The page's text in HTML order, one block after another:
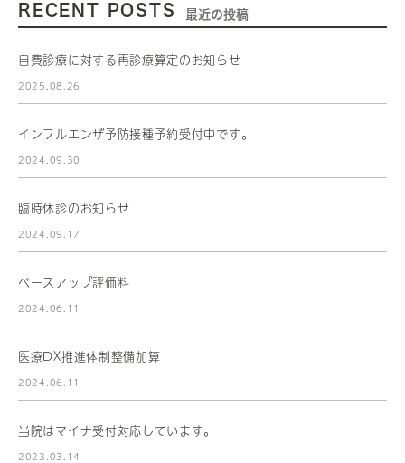
RECENT POSTS 最近の投稿
自費診療に対する再診療算定のお知らせ
2025.08.26
インフルエンザ予防接種予約受付中です。
2024.09.30
臨時休診のお知らせ
2024.09.17
ベースアップ評価料
2024.06.11
医療DX推進体制整備加算
2024.06.11
当院はマイナ受付対応しています。
2023.03.14